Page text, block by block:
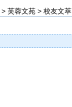
>芙蓉文苑 >校友文萃